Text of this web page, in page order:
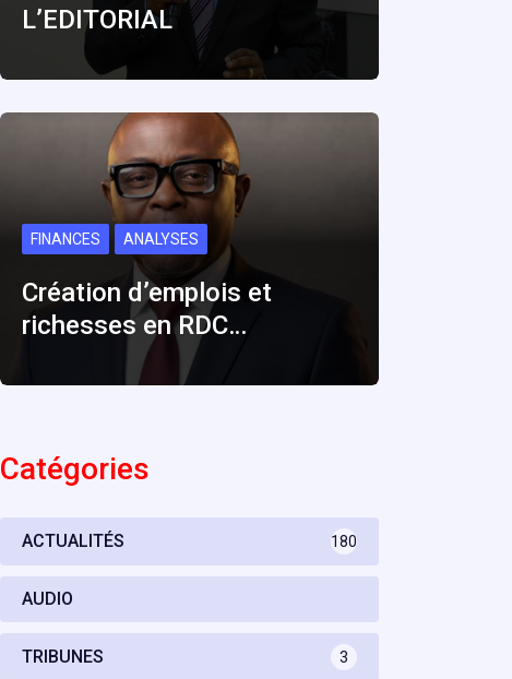
L’EDITORIAL
FINANCES ANALYSES
Création d’emplois et
richesses en RDC…
Catégories
ACTUALITÉS 180
AUDIO
TRIBUNES 3